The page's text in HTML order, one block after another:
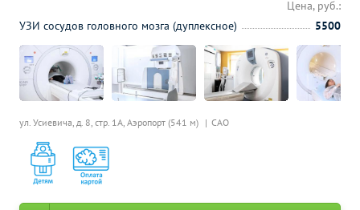
ул. Усиевича, д. 8, стр. 1А, Аэропорт (541 м) САО
Цена, руб.:
УЗИ сосудов головного мозга (дуплексное)
5500